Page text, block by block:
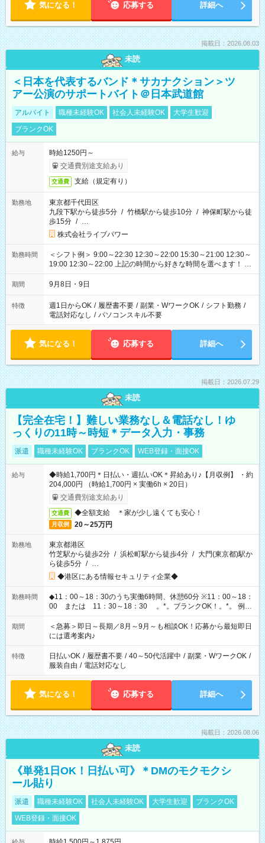
気になる！ 応募する 詳細へ
掲載日：2026.08.03
未読
＜日本を代表するバンド＊サカナクション＞ツ
アー公演のサポートバイト＠日本武道館
アルバイト 職種未経験OK 社会人未経験OK
大学生歓迎
ブランクOK
給与
時給1250円～
交通費別途支給あり
交通費 支給（規定有り）
勤務地
東京都千代田区
九段下駅から徒歩5分 / 竹橋駅から徒歩10分 / 神保町駅から徒
歩15分 / …
株式会社ライブパワー
勤務時間
＜シフト例＞ 9:00～22:30 12:30～22:00 15:30～21:00 12:30～
19:00 12:30～22:00 上記の時間から好きな時間を選べます！ ※
時間は変更となる可能性があります
期間 9月8日・9日
特徴 週1日からOK / 履歴書不要 / 副業・WワークOK / シフト勤務 /
電話対応なし / パソコンスキル不要
気になる！ 応募する 詳細へ
掲載日：2026.07.29
未読
【完全在宅！】難しい業務なし＆電話なし！ゆ
っくりの11時～時短＊データ入力・事務
派遣 職種未経験OK ブランクOK WEB登録・面接OK
給与
◆時給1,700円＊日払い・週払いOK＊昇給あり♪【月収例】 ・約
204,000円 （時給1,700円 × 実働6h × 20日）
交通費別途支給あり
交通費 ◆全額支給 ＊家が少し遠くても安心！
月収例 20～25万円
勤務地
東京都港区
竹芝駅から徒歩2分 / 浜松町駅から徒歩4分 / 大門(東京都)駅か
ら徒歩5分 / …
◆港区にある情報セキュリティ企業◆
勤務時間
◆11：00～18：30のうち実働6時間、休憩60分 ※11：00～18：
00 または 11：30～18：30 。*。ブランクOK！。*。 例え
ば前職が、 在宅/財団法人/事務/コールセンター/受付/販売/カフェ
スタッフ スイーツ販売/ホテルフロント/化粧品販売/など 様々な
業界から入社して活躍されています♪
期間
＜急募＞即日～長期／8月～9月～も相談OK！応募から最短即日
には選考案内♪
特徴 日払いOK / 履歴書不要 / 40～50代活躍中 / 副業・WワークOK /
服装自由 / 電話対応なし
気になる！ 応募する 詳細へ
掲載日：2026.08.06
未読
《単発1日OK！日払い可》＊DMのモクモクシ
ール貼り
派遣 職種未経験OK 社会人未経験OK 大学生歓迎
ブランクOK
WEB登録・面接OK